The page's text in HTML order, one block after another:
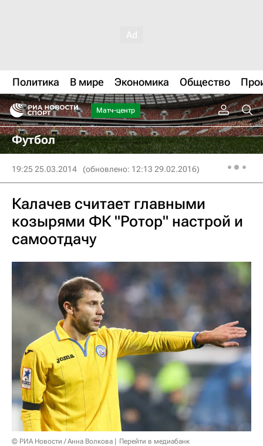
Политика В мире Экономика Общество
Матч-центр
Футбол
19:25 25.03.2014 (обновлено: 12:13 29.02.2016)
Калачев считает главными
козырями ФК "Ротор" настрой и
самоотдачу
© РИА Новости / Анна Волкова Перейти в медиабанк